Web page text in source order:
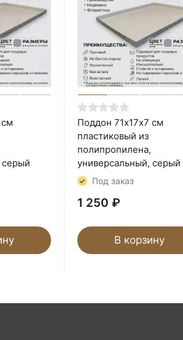
серый
Поддон 71х17х7 см
пластиковый из
полипропилена,
универсальный, серый
Под заказ
1 250 ₽
В корзину